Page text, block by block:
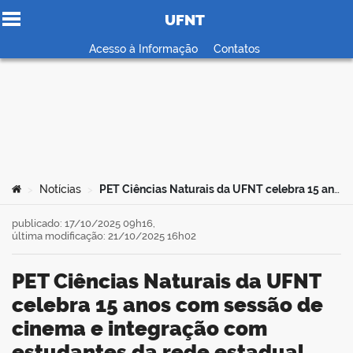
Ir para o conteúdo
UFNT
Acesso à Informação Contatos
Você está aqui:
Notícias PET Ciências Naturais da UFNT celebra 15 anos com sessão de cinema e integração com estudantes da rede estadual
PET Ciências Naturais da UFNT
celebra 15 anos com sessão de
cinema e integração com
publicado: 17/10/2025 09h16,
última modificação: 21/10/2025 16h02